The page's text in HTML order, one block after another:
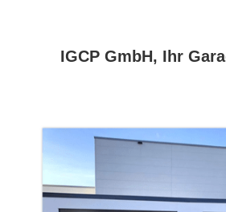
IGCP GmbH, Ihr